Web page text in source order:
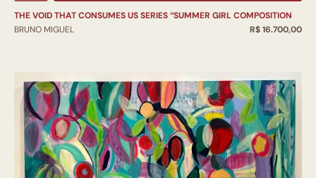
THE VOID THAT CONSUMES US SERIES “SUMMER GIRL COMPOSITION
BRUNO MIGUEL
R$ 16.700,00